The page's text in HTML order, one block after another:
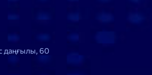
даңғылы, 60